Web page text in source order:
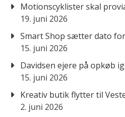
Motionscyklister skal
19. juni 2026
Smart Shop sætter dato
15. juni 2026
Davidsen ejere på opkøb
15. juni 2026
Kreativ butik flytter til
2. juni 2026